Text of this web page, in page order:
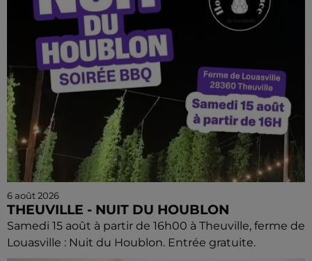
6 août 2026
THEUVILLE - NUIT DU HOUBLON
Samedi 15 août à partir de 16h00 à Theuville, ferme de
Louasville : Nuit du Houblon. Entrée gratuite.